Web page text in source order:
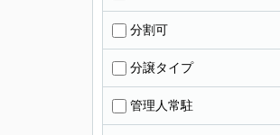
分割可
分譲タイプ
管理人常駐